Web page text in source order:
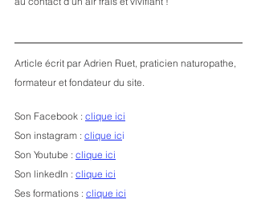
Article écrit par Adrien Ruet, praticien naturopathe,
formateur et fondateur du site.
Son Facebook : clique ici
Son instagram : clique ici
Son Youtube : clique ici
Son linkedIn : clique ici
Ses formations : clique ici